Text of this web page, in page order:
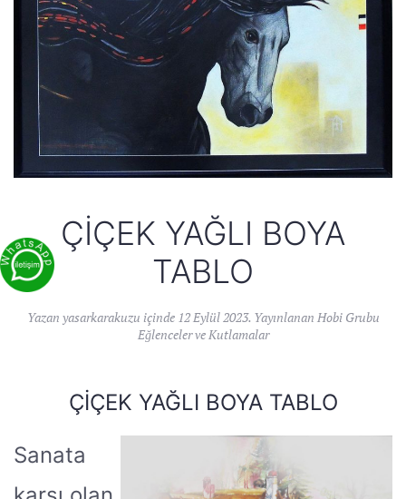
ÇIÇEK YAĞLI BOYA
TABLO
Yazan yasarkarakuzu içinde 12 Eylül 2023. Yayınlanan Hobi Grubu
Eğlenceler ve Kutlamalar
ÇIÇEK YAĞLI BOYA TABLO
Sanata